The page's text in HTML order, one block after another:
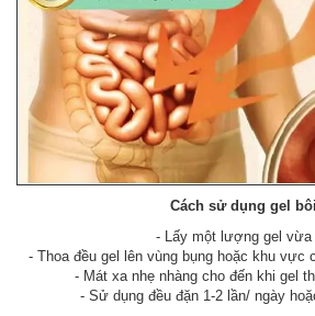
Cách sử dụng gel
- Lấy một lượng gel vừa
- Thoa đều gel lên vùng bụng hoặc khu vực
- Mát xa nhẹ nhàng cho đến khi gel
- Sử dụng đều đặn 1-2 lần/ ngày